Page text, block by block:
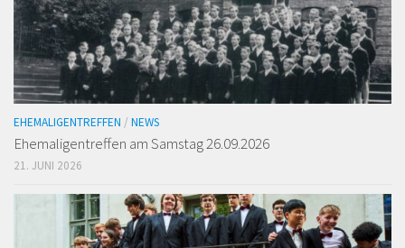
EHEMALIGENTREFFEN / NEWS
Ehemaligen­treffen am Samstag 26.09.2026
21. JUNI 2026